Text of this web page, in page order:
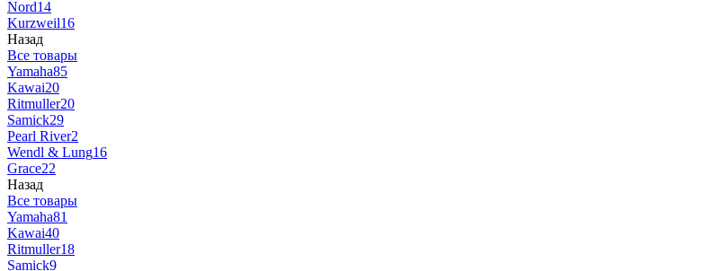
Nord14
Kurzweil16
Назад
Все товары
Yamaha85
Kawai20
Ritmuller20
Samick29
Pearl River2
Wendl & Lung16
Grace22
Назад
Все товары
Yamaha81
Kawai40
Ritmuller18
Samick9